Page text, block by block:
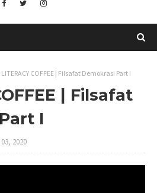
LITERACY COFFEE | Filsafat Demokrasi Part I
| Filsafat
I
2020